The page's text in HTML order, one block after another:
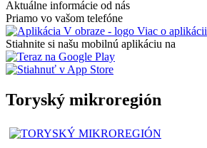
Aktuálne informácie od nás
Priamo vo vašom telefóne
Viac o aplikácii
Stiahnite si našu mobilnú aplikáciu na
Toryský mikroregión